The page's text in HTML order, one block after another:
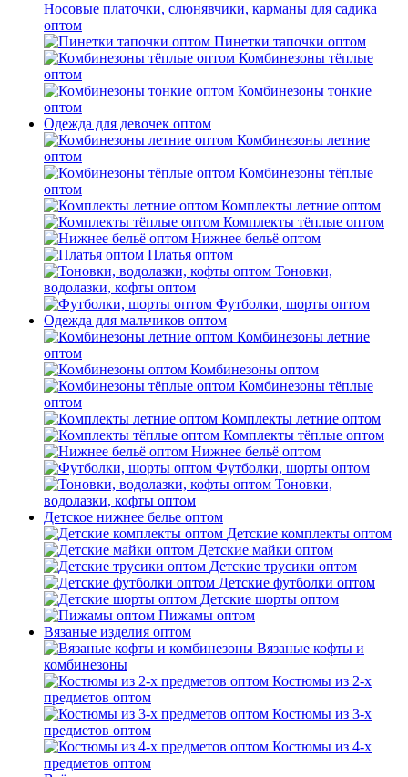
Носовые платочки, слюнявчики, карманы для садика
оптом
Пинетки тапочки оптом
Комбинезоны тёплые
оптом
Комбинезоны тонкие
оптом
Одежда для девочек оптом
Комбинезоны летние
оптом
Комбинезоны тёплые
оптом
Комплекты летние оптом
Комплекты тёплые оптом
Нижнее бельё оптом
Платья оптом
Тоновки,
водолазки, кофты оптом
Футболки, шорты оптом
Одежда для мальчиков оптом
Комбинезоны летние
оптом
Комбинезоны оптом
Комбинезоны тёплые
оптом
Комплекты летние оптом
Комплекты тёплые оптом
Нижнее бельё оптом
Футболки, шорты оптом
Тоновки,
водолазки, кофты оптом
Детское нижнее белье оптом
Детские комплекты оптом
Детские майки оптом
Детские трусики оптом
Детские футболки оптом
Детские шорты оптом
Пижамы оптом
Вязаные изделия оптом
Вязаные кофты и
комбинезоны
Костюмы из 2-х
предметов оптом
Костюмы из 3-х
предметов оптом
Костюмы из 4-х
предметов оптом